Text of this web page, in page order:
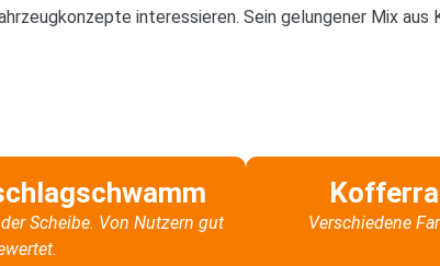
interessieren. Sein gelungener Mix
Scheibe. Von Nutzern gut
Verschiedene